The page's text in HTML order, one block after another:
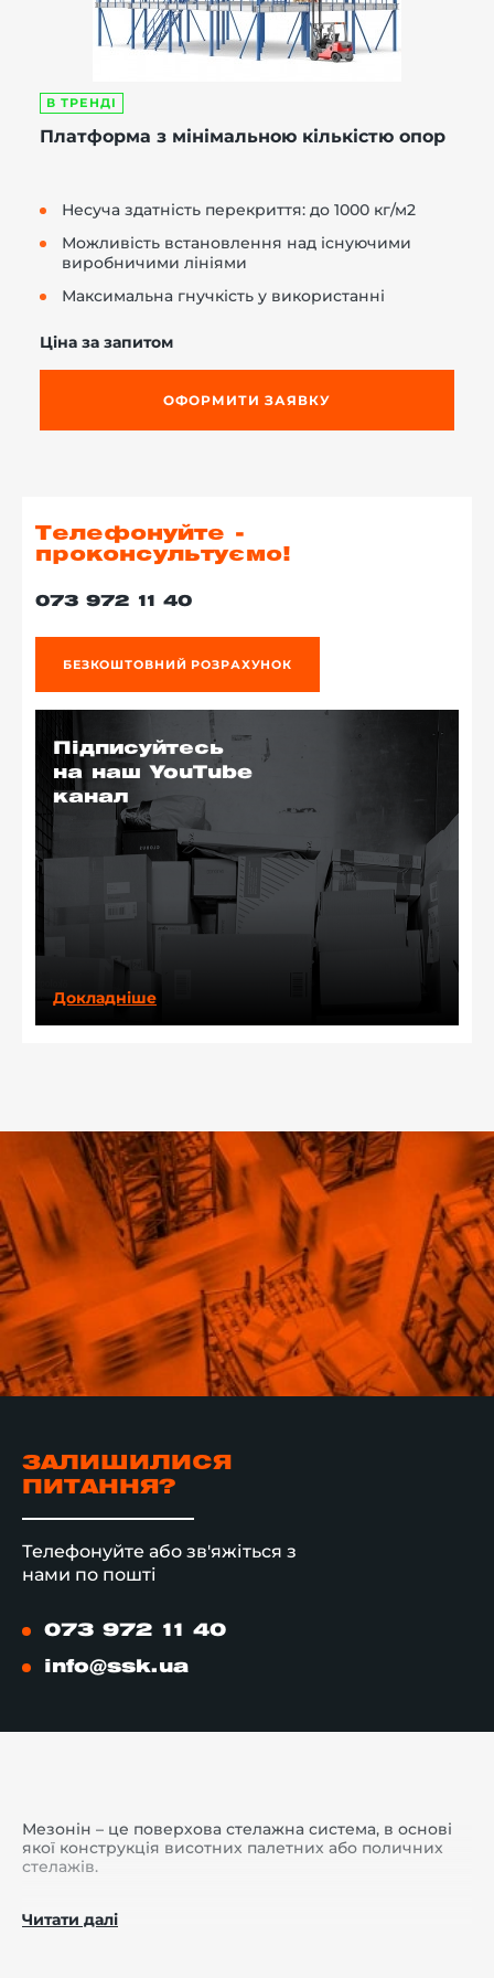
В ТРЕНДІ
Платформа з мінімальною кількістю опор
Несуча здатність перекриття: до 1000 кг/м2
Можливість встановлення над існуючими
виробничими лініями
Максимальна гнучкість у використанні
Ціна за запитом
ОФОРМИТИ ЗАЯВКУ
Телефонуйте -
проконсультуємо!
073 972 11 40
БЕЗКОШТОВНИЙ РОЗРАХУНОК
Підписуйтесь
на наш YouTube
канал
Докладніше
ЗАЛИШИЛИСЯ
ПИТАННЯ?
Телефонуйте або зв'яжіться з
нами по пошті
073 972 11 40
info@ssk.ua
Мезонін – це поверхова стелажна система, в основі
якої конструкція висотних палетних або поличних
стелажів.
несучі балки, система зв'язків, підлогові перекриття і
Читати далі